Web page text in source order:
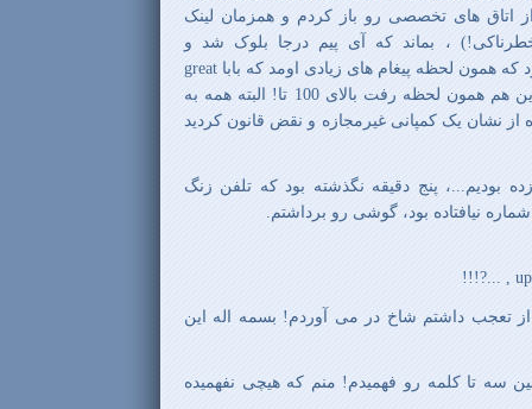
اتاق های تخصصی رو باز کردم و همزمان لینک
، بماند که آی پیم درجا بلوک شد و
همون لحظه پیغام های زیادی اومد که بابا
و از این حرفا...! آمار کاربر آنلاین هم همون لحظه رفت بالای 100 تا! البته همه به
از نشان یک کمپانی غیرمجازه و نقض قانون کردید
بودیم...، پنج دقیقه نگذشته بود که تلفن زنگ
نیافتاده بود، گوشی رو برداشتم.
تعجب داشتم شاخ در می آوردم! بسمه اله این
سه تا کلمه رو فهمیدم! منم که هیچی نفهمیده